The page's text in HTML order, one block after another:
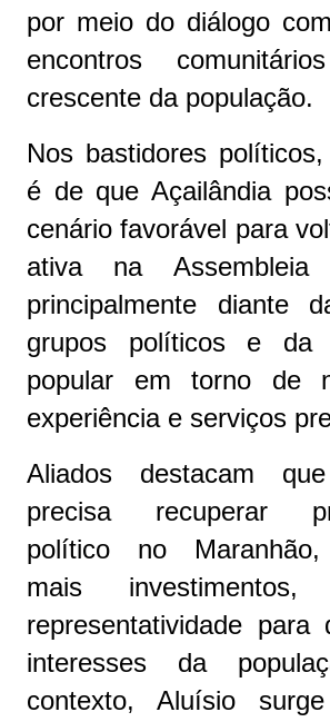
por meio do diálogo
encontros
crescente da população.
Nos bastidores
é de que Açailândia
cenário favorável para
ativa na Assembleia
principalmente diante
grupos políticos e da
popular em torno de
experiência e serviços
Aliados destacam
precisa recuperar
político no Maranhão,
mais
representatividade para
interesses da
contexto, Aluísio